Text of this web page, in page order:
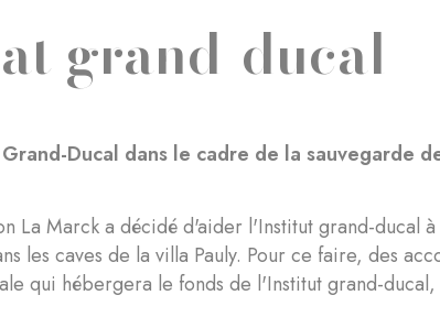
grand-ducal
Ducal dans le cadre de la sauvegarde
La Marck a décidé d'aider l'Institut grand-ducal
les caves de la villa Pauly. Pour ce faire, des
qui hébergera le fonds de l'Institut grand-